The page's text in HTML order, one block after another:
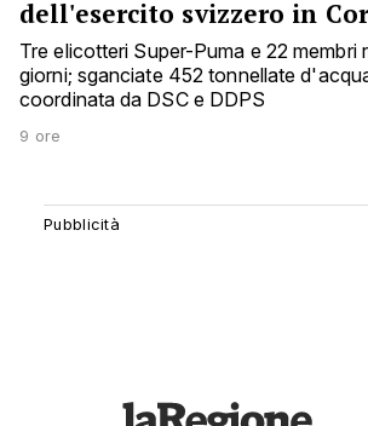
dell'esercito svizzero in
Tre elicotteri Super-Puma e 22 membri
giorni; sganciate 452 tonnellate
coordinata da DSC e DDPS
9 ore